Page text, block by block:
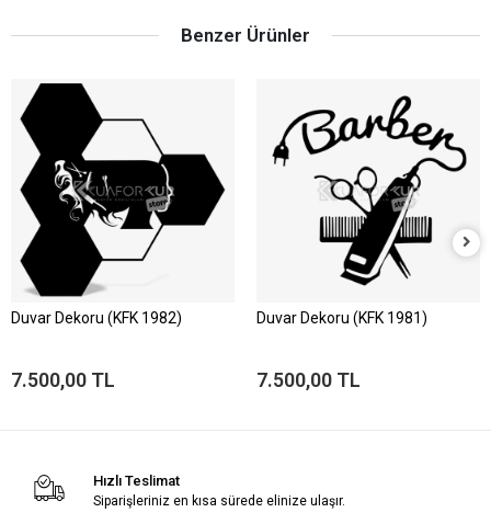
Benzer Ürünler
Duvar Dekoru (KFK 1982)
7.500,00 TL
Duvar Dekoru (KFK 1981)
7.500,00 TL
Hızlı Teslimat
Siparişleriniz en kısa sürede elinize ulaşır.